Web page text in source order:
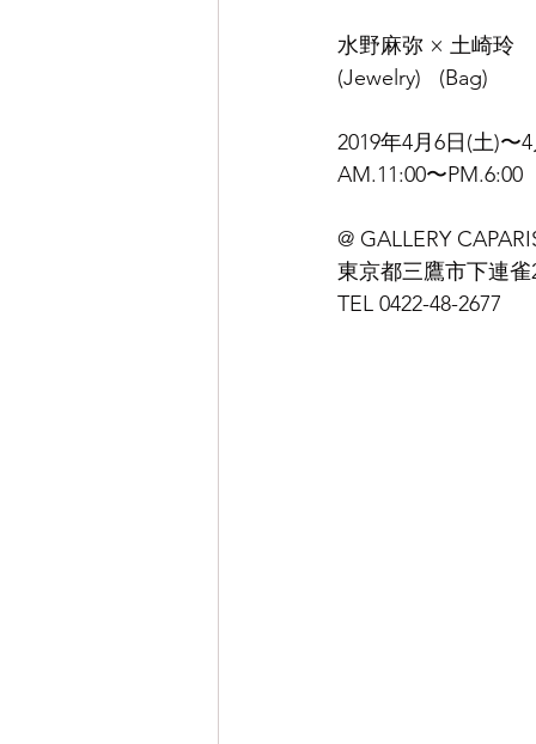
水野麻弥 × 土崎玲
(Jewelry)   (Bag)
2019年4月6日(土)〜
AM.11:00〜PM.6:00
@ GALLERY
東京都三鷹市下連雀
TEL 0422-48-2677